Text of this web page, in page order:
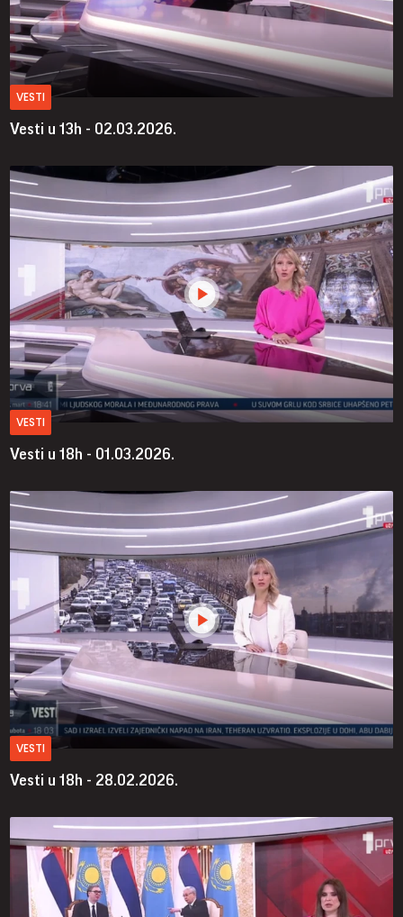
VESTI
Vesti u 13h - 02.03.2026.
VESTI
Vesti u 18h - 01.03.2026.
VESTI
Vesti u 18h - 28.02.2026.